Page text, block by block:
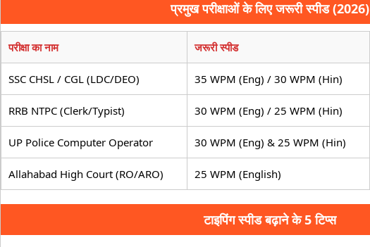
प्रमुख परीक्षाओं के लिए जरूरी स्पीड (2026)
परीक्षा का नाम जरूरी स्पीड
SSC CHSL / CGL (LDC/DEO) 35 WPM (Eng) / 30 WPM (Hin)
RRB NTPC (Clerk/Typist) 30 WPM (Eng) / 25 WPM (Hin)
UP Police Computer Operator 30 WPM (Eng) & 25 WPM (Hin)
Allahabad High Court (RO/ARO) 25 WPM (English)
टाइपिंग स्पीड बढ़ाने के 5 टिप्स